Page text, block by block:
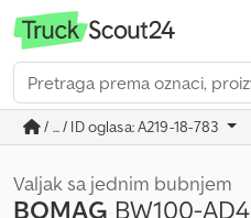
/ ... / ID oglasa: A219-18-783
Valjak sa jednim bubnjem
BOMAG BW100-AD4